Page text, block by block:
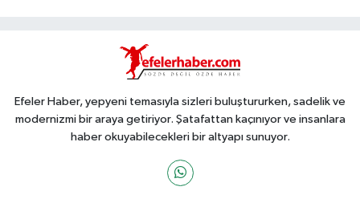
Efeler Haber, yepyeni temasıyla sizleri buluştururken, sadelik ve
modernizmi bir araya getiriyor. Şatafattan kaçınıyor ve insanlara
haber okuyabilecekleri bir altyapı sunuyor.